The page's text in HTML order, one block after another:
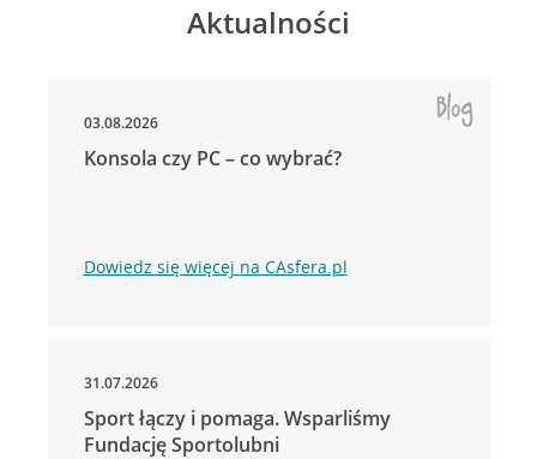
Aktualności
03.08.2026
Konsola czy PC – co wybrać?
Dowiedz się więcej na CAsfera.pl
31.07.2026
Sport łączy i pomaga. Wsparliśmy
Fundację Sportolubni